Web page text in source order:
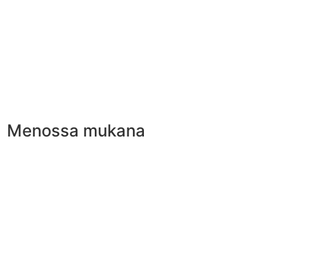
Menossa mukana